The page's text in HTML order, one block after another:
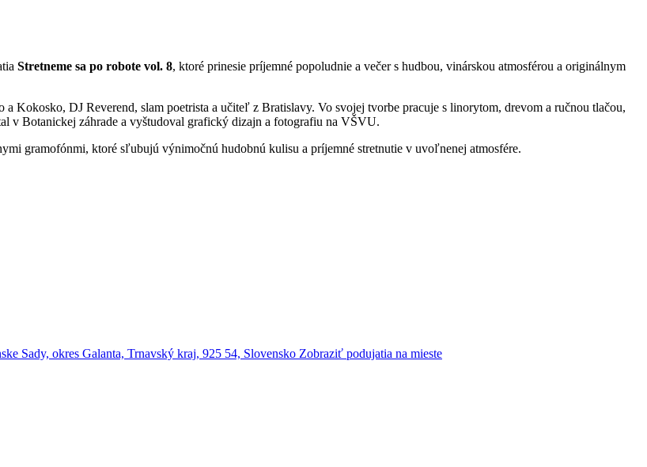
Stretneme sa po robote vol. 8, ktoré prinesie príjemné popoludnie a večer s hudbou, vinárskou atmosférou a originálnym
Kokosko, DJ Reverend, slam poetrista a učiteľ z Bratislavy. Vo svojej tvorbe pracuje s linorytom, drevom a ručnou tlačou,
v Botanickej záhrade a vyštudoval grafický dizajn a fotografiu na VŠVU.
gramofónmi, ktoré sľubujú výnimočnú hudobnú kulisu a príjemné stretnutie v uvoľnenej atmosfére.
Sady, okres Galanta, Trnavský kraj, 925 54, Slovensko Zobraziť podujatia na mieste